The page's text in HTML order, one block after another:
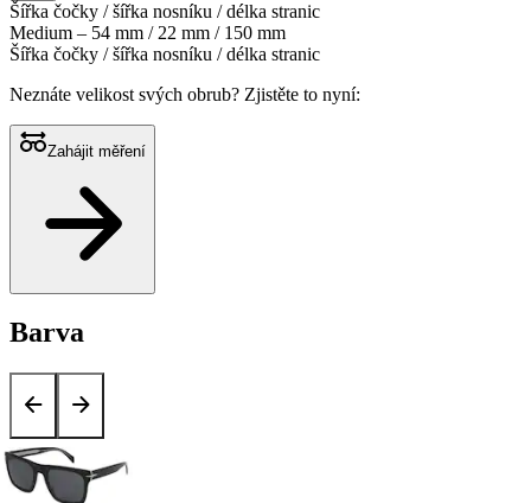
Šířka čočky / šířka nosníku / délka stranic
Medium – 54 mm / 22 mm / 150 mm
Šířka čočky / šířka nosníku / délka stranic
Neznáte velikost svých obrub? Zjistěte to nyní:
Zahájit měření
Barva